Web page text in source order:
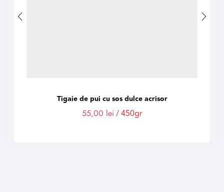
Tigaie de pui cu sos dulce acrisor
55,00 lei / 450gr